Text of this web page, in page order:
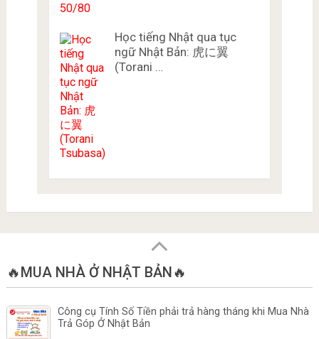
Học tiếng Nhật qua tục
ngữ Nhật Bản: 虎に翼
(Torani …
🔥MUA NHÀ Ở NHẬT BẢN🔥
Công cụ Tính Số Tiền phải trả hàng tháng khi Mua Nhà
Trả Góp Ở Nhật Bản